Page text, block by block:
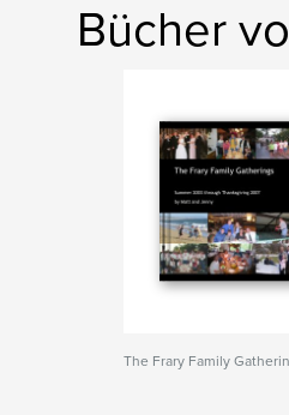
Bücher
The Frary Family